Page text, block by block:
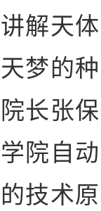
解天
梦的
长张
院自
技术